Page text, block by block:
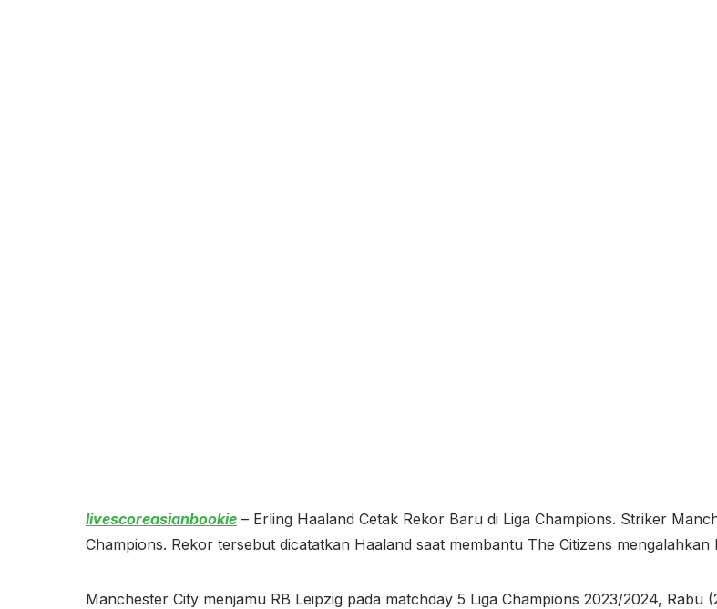
livescoreasianbookie – Erling Haaland Cetak Rekor Baru di Liga Champions. Striker
Champions. Rekor tersebut dicatatkan Haaland saat membantu The Citizens mengalahkan
Manchester City menjamu RB Leipzig pada matchday 5 Liga Champions 2023/2024, Rabu